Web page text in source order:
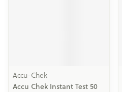
Accu-Chek
Accu Chek Instant Test 50